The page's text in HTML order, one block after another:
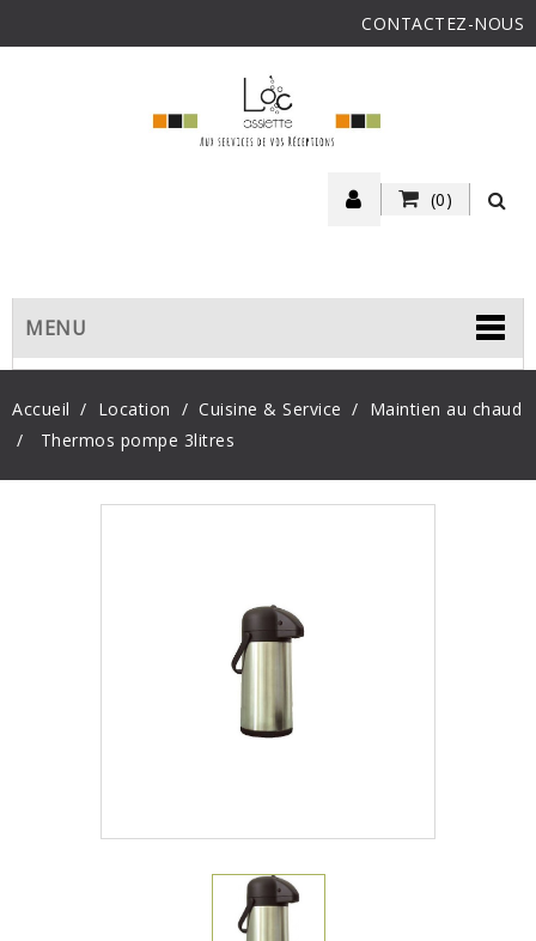
CONTACTEZ-NOUS
(0)
MENU
Accueil Location Cuisine & Service
Maintien au chaud
Thermos pompe 3litres